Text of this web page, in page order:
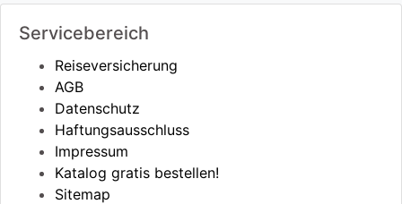
Servicebereich
Reiseversicherung
AGB
Datenschutz
Haftungsausschluss
Impressum
Katalog gratis bestellen!
Sitemap